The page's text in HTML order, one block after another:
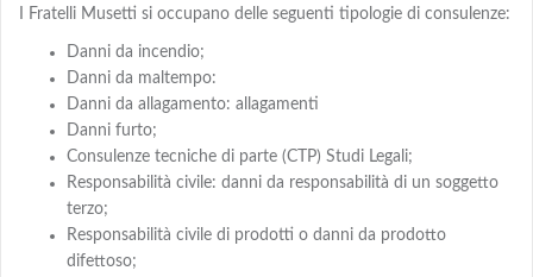
I Fratelli Musetti si occupano delle seguenti tipologie di consulenze:
Danni da incendio;
Danni da maltempo:
Danni da allagamento: allagamenti
Danni furto;
Consulenze tecniche di parte (CTP) Studi Legali;
Responsabilità civile: danni da responsabilità di un soggetto
terzo;
Responsabilità civile di prodotti o danni da prodotto
difettoso;